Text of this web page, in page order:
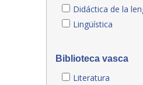
Didáctica de la
Lingüística
Biblioteca vasca
Literatura